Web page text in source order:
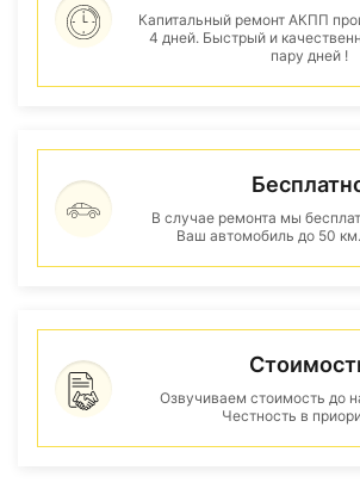
Капитальный ремонт АКПП
4 дней. Быстрый и
пару дней !
В случае ремонта мы
Ваш автомобиль до 50
Озвучиваем стоимость до
Честность в